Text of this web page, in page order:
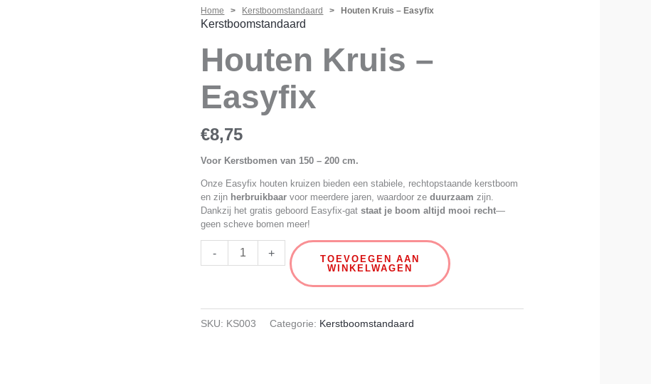
Home > Kerstboomstandaard > Houten Kruis – Easyfix
Kerstboomstandaard
Houten Kruis –
Easyfix
€8,75
Voor Kerstbomen van 150 – 200 cm.
Onze Easyfix houten kruizen bieden een stabiele, rechtopstaande kerstboom
en zijn herbruikbaar voor meerdere jaren, waardoor zeduurzaam zijn.
Dankzij het gratis geboord Easyfix-gatstaat je boom altijd mooi recht—
geen scheve bomen meer!
-
Houten
Easyfix
aantal
+
TOEVOEGEN AAN
WINKELWAGEN
SKU: KS003 Categorie: Kerstboomstandaard